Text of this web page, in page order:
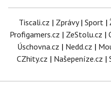
Tiscali.cz | Zprávy| Sport |
Profigamers.cz | ZeStolu.cz |
Úschovna.cz | Nedd.cz |
CZhity.cz | Našepeníze.cz |